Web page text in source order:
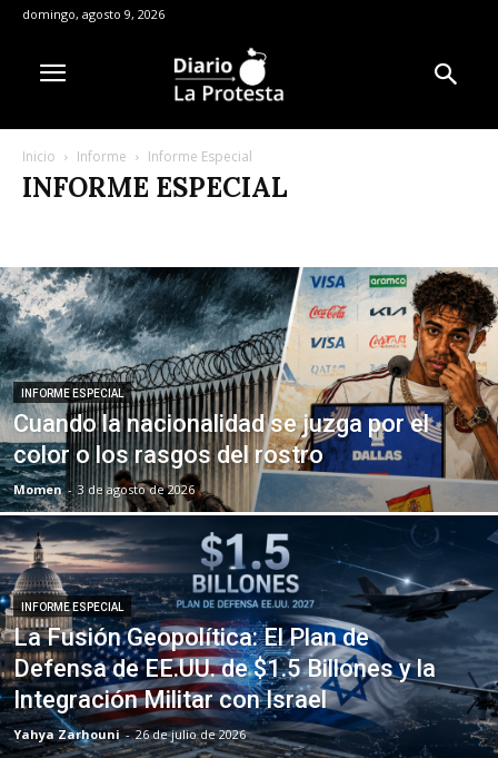
domingo, agosto 9, 2026
Inicio Informe Informe Especial
INFORME ESPECIAL
INFORME ESPECIAL
Cuando la nacionalidad se juzga por el
color o los rasgos del rostro
Momen - 3 de agosto de 2026
INFORME ESPECIAL
La Fusión Geopolítica: El Plan de
Defensa de EE.UU. de $1.5 Billones y la
Integración Militar con Israel
Yahya Zarhouni - 26 de julio de 2026